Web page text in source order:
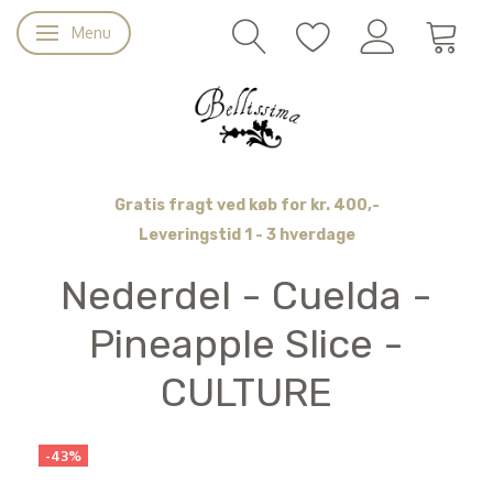
Skifte navigation
Menu
Gratis fragt ved køb for kr. 400,-
Leveringstid 1 - 3 hverdage
Nederdel - Cuelda -
Pineapple Slice -
CULTURE
-43%